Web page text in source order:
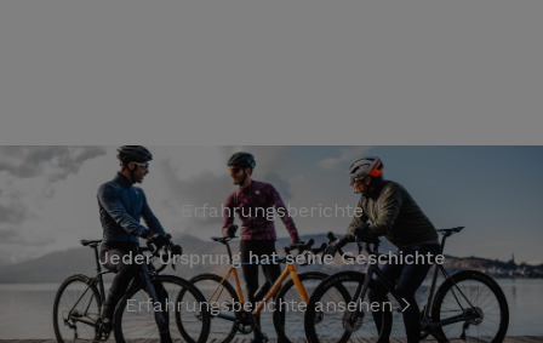
Erfahrungsberichte
Jeder Ursprung hat seine Geschichte
Erfahrungsberichte ansehen